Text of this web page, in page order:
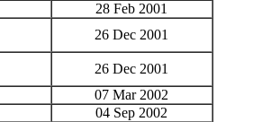
28 Feb 2001
26 Dec 2001
26 Dec 2001
07 Mar 2002
04 Sep 2002